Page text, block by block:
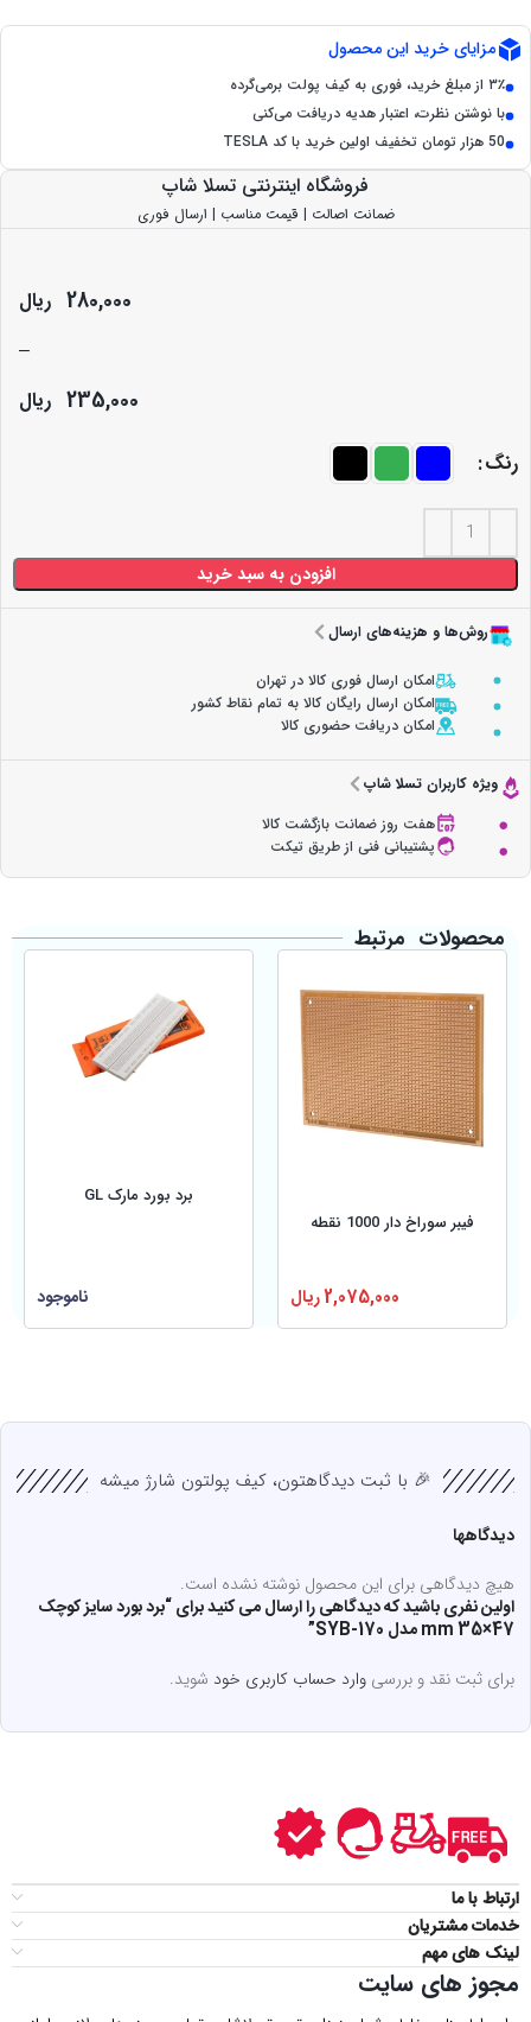
مزایای خرید این محصول
۳٪ از مبلغ خرید، فوری به کیف پولت برمی‌گرده
با نوشتن نظرت، اعتبار هدیه دریافت می‌کنی
50 هزار تومان تخفیف اولین خرید با کد TESLA
فروشگاه اینترنتی تسلا شاپ
ضمانت اصالت | قیمت مناسب | ارسال فوری
280,000 ریال
–
235,000 ریال
رنگ
افزودن به سبد خرید
روش‌ها و هزینه‌های ارسال
امکان ارسال فوری کالا در تهران
امکان ارسال رایگان کالا به تمام نقاط کشور
امکان دریافت حضوری کالا
ویژه کاربران تسلا شاپ
هفت روز ضمانت بازگشت کالا
پشتیبانی فنی از طریق تیکت
محصولات مرتبط
فیبر سوراخ دار 1000 نقطه
2,075,000ریال
برد بورد مارک GL
ناموجود
🎉 با ثبت دیدگاهتون، کیف پولتون شارژ میشه
دیدگاهها
هیچ دیدگاهی برای این محصول نوشته نشده است.
اولین نفری باشید که دیدگاهی را ارسال می کنید برای “برد بورد سایز کوچک
47×35 mm مدل SYB-170”
برای ثبت نقد و بررسیوارد حساب کاربری خود شوید.
ارتباط با ما
خدمات مشتریان
لینک های مهم
مجوز های سایت